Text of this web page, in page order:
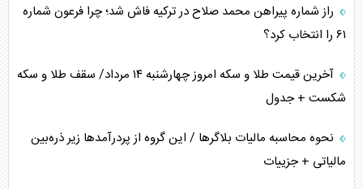
ترامپ و توهم خلع سلاح حماس
راز شماره پیراهن محمد صلاح در ترکیه فاش شد؛ چرا فرعون شماره
۶۱ را انتخاب کرد؟
آخرین قیمت طلا و سکه امروز چهارشنبه ۱۴ مرداد/ سقف طلا و سکه
شکست + جدول
نحوه محاسبه مالیات بلاگر‌ها / این گروه از پردرآمد‌ها زیر ذره‌بین
مالیاتی + جزییات